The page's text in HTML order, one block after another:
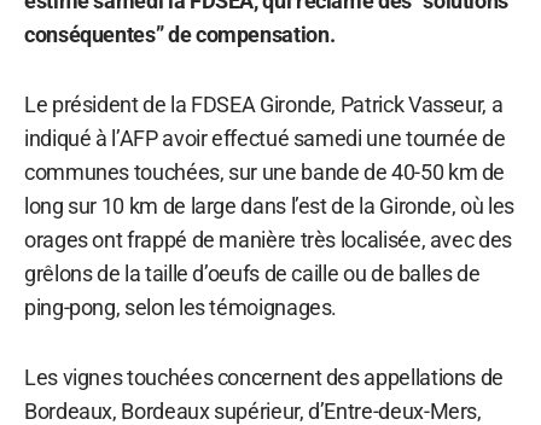
conséquentes” de compensation.
Le président de la FDSEA Gironde, Patrick Vasseur, a
indiqué à l’AFP avoir effectué samedi une tournée de
communes touchées, sur une bande de 40-50 km de
long sur 10 km de large dans l’est de la Gironde, où les
orages ont frappé de manière très localisée, avec des
grêlons de la taille d’oeufs de caille ou de balles de
ping-pong, selon les témoignages.
Les vignes touchées concernent des appellations de
Bordeaux, Bordeaux supérieur, d’Entre-deux-Mers,